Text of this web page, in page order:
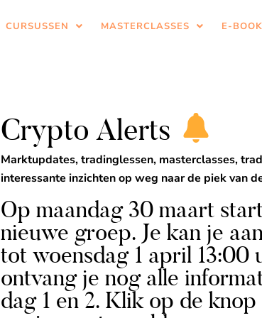
CURSUSSEN MASTERCLASSES E-
Crypto Alerts
Marktupdates, tradinglessen, masterclasses,
interessante inzichten op weg naar de piek van
Op maandag 30 maart
nieuwe groep. Je kan je
tot woensdag 1 april 13:00
ontvang je nog alle
dag 1 en 2. Klik op de